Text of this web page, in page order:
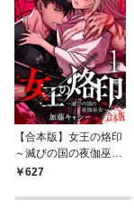
【合本版】女王の烙印
～滅びの国の夜伽巫女
～ 1627